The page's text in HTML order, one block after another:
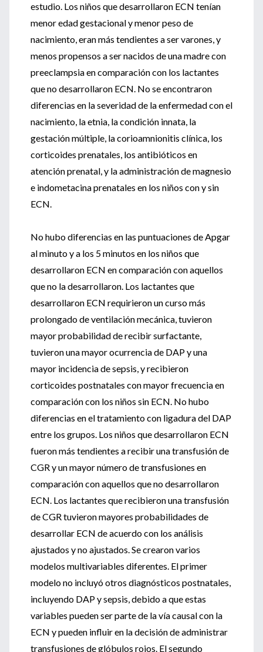
estudio. Los niños que desarrollaron ECN tenían
menor edad gestacional y menor peso de
nacimiento, eran más tendientes a ser varones, y
menos propensos a ser nacidos de una madre con
preeclampsia en comparación con los lactantes
que no desarrollaron ECN. No se encontraron
diferencias en la severidad de la enfermedad con el
nacimiento, la etnia, la condición innata, la
gestación múltiple, la corioamnionitis clínica, los
corticoides prenatales, los antibióticos en
atención prenatal, y la administración de magnesio
e indometacina prenatales en los niños con y sin
ECN.
No hubo diferencias en las puntuaciones de Apgar
al minuto y a los 5 minutos en los niños que
desarrollaron ECN en comparación con aquellos
que no la desarrollaron. Los lactantes que
desarrollaron ECN requirieron un curso más
prolongado de ventilación mecánica, tuvieron
mayor probabilidad de recibir surfactante,
tuvieron una mayor ocurrencia de DAP y una
mayor incidencia de sepsis, y recibieron
corticoides postnatales con mayor frecuencia en
comparación con los niños sin ECN. No hubo
diferencias en el tratamiento con ligadura del DAP
entre los grupos. Los niños que desarrollaron ECN
fueron más tendientes a recibir una transfusión de
CGR y un mayor número de transfusiones en
comparación con aquellos que no desarrollaron
ECN. Los lactantes que recibieron una transfusión
de CGR tuvieron mayores probabilidades de
desarrollar ECN de acuerdo con los análisis
ajustados y no ajustados. Se crearon varios
modelos multivariables diferentes. El primer
modelo no incluyó otros diagnósticos postnatales,
incluyendo DAP y sepsis, debido a que estas
variables pueden ser parte de la vía causal con la
ECN y pueden influir en la decisión de administrar
transfusiones de glóbulos rojos. El segundo